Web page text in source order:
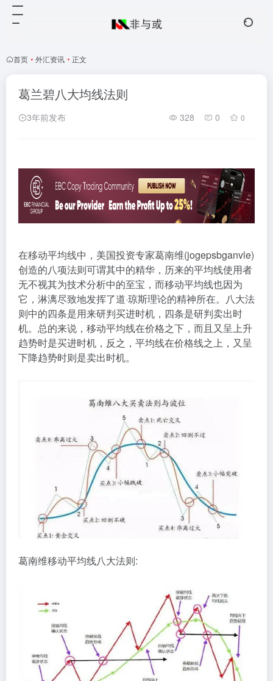
首页 • 外汇资讯 • 正文
葛兰碧八大均线法则
3年前发布 328 0 0
在移动平均线中，美国投资专家葛南维(jogepsbganvle)
创造的八项法则可谓其中的精华，历来的平均线使用者
无不视其为技术分析中的至宝，而移动平均线也因为
它，淋漓尽致地发挥了道·琼斯理论的精神所在。八大法
则中的四条是用来研判买进时机，四条是研判卖出时
机。总的来说，移动平均线在价格之下，而且又呈上升
趋势时是买进时机，反之，平均线在价格线之上，又呈
下降趋势时则是卖出时机。
葛南维移动平均线八大法则: